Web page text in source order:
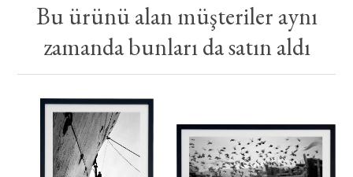
Bu ürünü alan müşteriler aynı
zamanda bunları da satın aldı